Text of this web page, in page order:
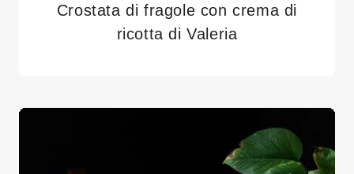
Crostata di fragole con crema di
ricotta di Valeria